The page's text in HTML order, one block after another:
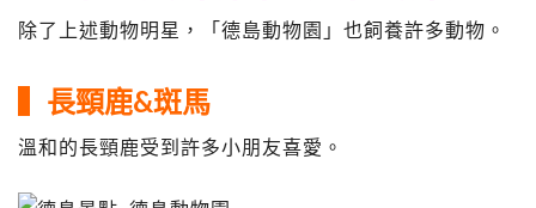
除了上述動物明星，「德島動物園」也飼養許多動物。
▍長頸鹿&斑馬
溫和的長頸鹿受到許多小朋友喜愛。